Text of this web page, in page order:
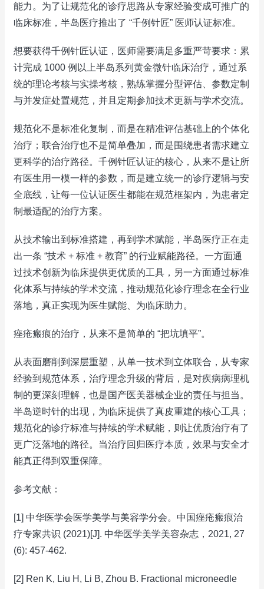
能力。为了让规范化的诊疗思路从专家经验变成可推广的
临床标准，半岛医疗推出了 “千例针匠” 医师认证标准。
想要获得千例针匠认证，医师需要满足多重严苛要求：累
计完成 1000 例以上半岛系列黄金微针临床治疗，通过系
统的理论考核与实操考核，熟练掌握分型评估、参数定制
与并发症处置规范，并且定期参加技术更新与学术交流。
规范化不是标准化复制，而是在精准评估基础上的个体化
治疗；联合治疗也不是简单叠加，而是围绕患者需求建立
更科学的治疗路径。千例针匠认证的核心，从来不是让所
有医生用一模一样的参数，而是建立统一的诊疗逻辑与安
全底线，让每一位认证医生都能在规范框架内，为患者定
制最适配的治疗方案。
从技术输出到标准搭建，再到学术赋能，半岛医疗正在走
出一条 “技术 + 标准 + 教育” 的行业赋能路径。一方面通
过技术创新为临床提供更优质的工具，另一方面通过标准
化体系与持续的学术交流，推动规范化诊疗理念在全行业
落地，真正实现为医生赋能、为临床助力。
痤疮瘢痕的治疗，从来不是简单的 “把坑填平”。
从表面磨削到深层重塑，从单一技术到立体联合，从专家
经验到规范体系，治疗理念升级的背后，是对疾病病理机
制的更深刻理解，也是国产医美器械企业的责任与担当。
半岛逆时针的出现，为临床提供了真皮重建的核心工具；
规范化的诊疗标准与持续的学术赋能，则让优质治疗有了
更广泛落地的路径。当治疗回归医疗本质，效果与安全才
能真正得到双重保障。
参考文献：
[1] 中华医学会医学美学与美容学分会。中国痤疮瘢痕治
疗专家共识 (2021)[J]. 中华医学美学美容杂志，2021, 27
(6): 457-462.
[2] Ren K, Liu H, Li B, Zhou B. Fractional microneedle